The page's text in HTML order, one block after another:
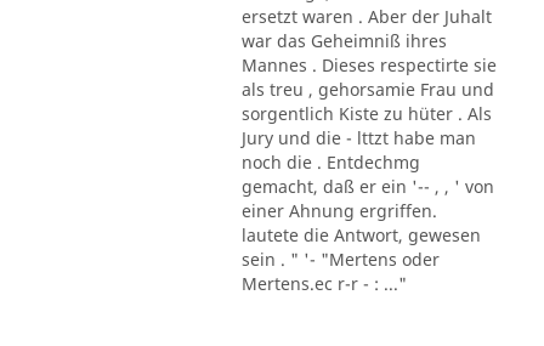
ersetzt waren . Aber der Juhalt
war das Geheimniß ihres
Mannes . Dieses respectirte sie
als treu , gehorsamie Frau und
sorgentlich Kiste zu hüter . Als
Jury und die - lttzt habe man
noch die . Entdechmg
gemacht, daß er ein '-- , , ' von
einer Ahnung ergriffen.
lautete die Antwort, gewesen
sein . " '- "Mertens oder
Mertens.ec r-r - : ..."